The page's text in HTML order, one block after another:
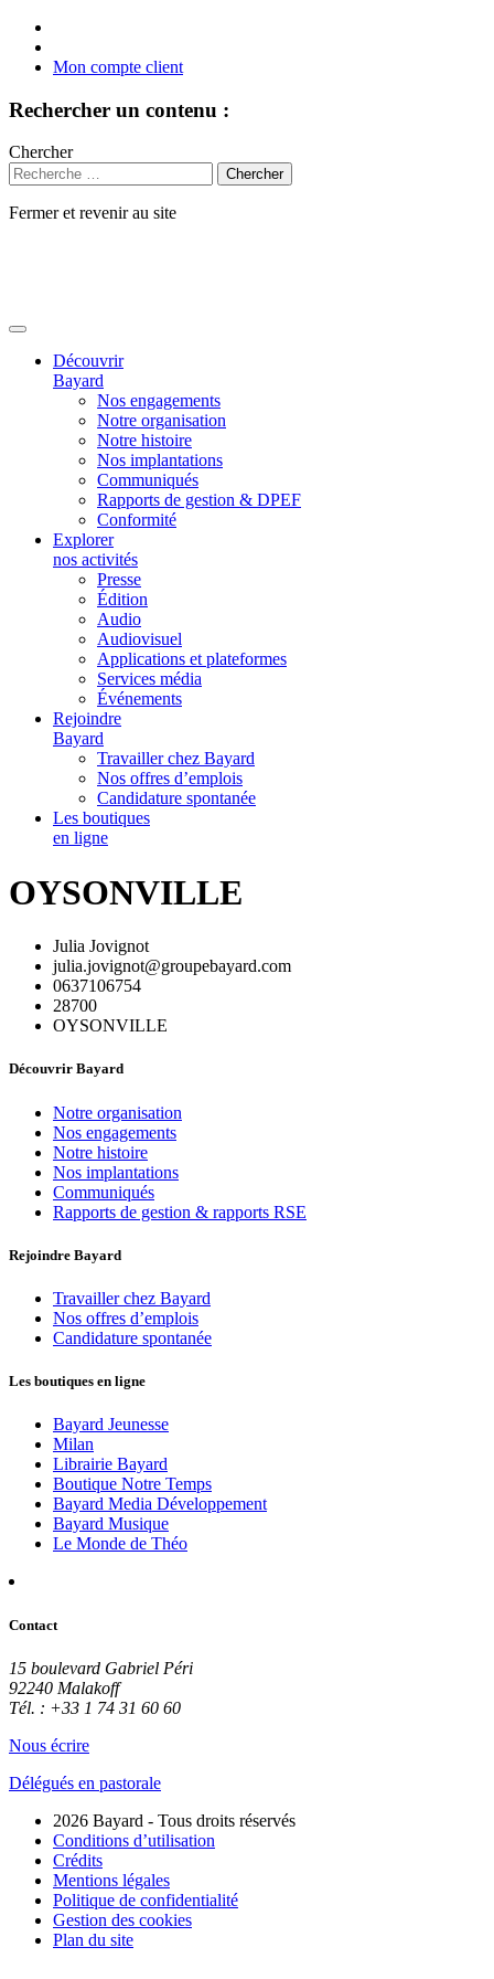
Mon compte client
Rechercher un contenu :
Chercher
Fermer et revenir au site
Découvrir
Bayard
Nos engagements
Notre organisation
Notre histoire
Nos implantations
Communiqués
Rapports de gestion & DPEF
Conformité
Explorer
nos activités
Presse
Édition
Audio
Audiovisuel
Applications et plateformes
Services média
Événements
Rejoindre
Bayard
Travailler chez Bayard
Nos offres d’emplois
Candidature spontanée
Les boutiques
en ligne
OYSONVILLE
Julia Jovignot
julia.jovignot@groupebayard.com
0637106754
28700
OYSONVILLE
Découvrir Bayard
Notre organisation
Nos engagements
Notre histoire
Nos implantations
Communiqués
Rapports de gestion & rapports RSE
Rejoindre Bayard
Travailler chez Bayard
Nos offres d’emplois
Candidature spontanée
Les boutiques en ligne
Bayard Jeunesse
Milan
Librairie Bayard
Boutique Notre Temps
Bayard Media Développement
Bayard Musique
Le Monde de Théo
Contact
15 boulevard Gabriel Péri
92240 Malakoff
Tél. : +33 1 74 31 60 60
Nous écrire
Délégués en pastorale
2026 Bayard - Tous droits réservés
Conditions d’utilisation
Crédits
Mentions légales
Politique de confidentialité
Gestion des cookies
Plan du site